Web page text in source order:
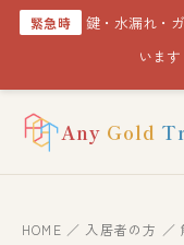
緊急時
鍵・水漏れ・
います
Any Gold
HOME ／ 入居者の方 ／